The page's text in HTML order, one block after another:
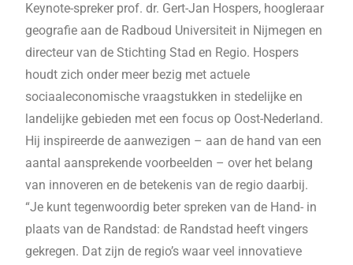
Keynote-spreker prof. dr. Gert-Jan Hospers, hoogleraar
geografie aan de Radboud Universiteit in Nijmegen en
directeur van de Stichting Stad en Regio. Hospers
houdt zich onder meer bezig met actuele
sociaaleconomische vraagstukken in stedelijke en
landelijke gebieden met een focus op Oost-Nederland.
Hij inspireerde de aanwezigen – aan de hand van een
aantal aansprekende voorbeelden – over het belang
van innoveren en de betekenis van de regio daarbij.
“Je kunt tegenwoordig beter spreken van de Hand- in
plaats van de Randstad: de Randstad heeft vingers
gekregen. Dat zijn de regio’s waar veel innovatieve